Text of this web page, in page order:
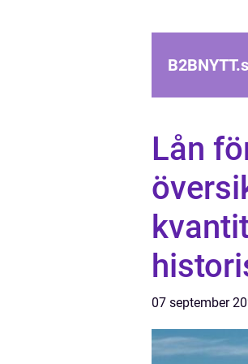
B2BNYTT.
Lån
07 september